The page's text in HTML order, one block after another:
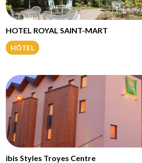
HOTEL ROYAL SAINT-MART
HÔTEL
ibis Styles Troyes Centre